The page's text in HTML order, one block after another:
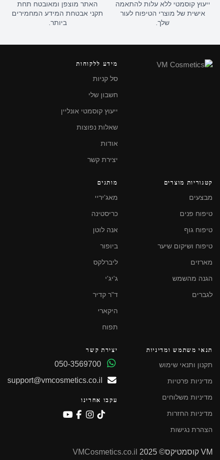
ייעוץ קוסמטי ללא עלות להתאמה
אישית של מוצרי הטיפוח לעור
שלך.
האתר מוצפן ומאובטח תחת
תקני אבטחת המידע המחמירים
ביותר.
מידע ללקוחות
סל קניות
חשבון שלי
ייעוץ קוסמטי אונליין
שאלות נפוצות
אודות
יצירת קשר
קטגוריות מוצרים
מבצעים
טיפוח פנים
טיפוח גוף
טיפוח ושיקום שיער
מארזים
הגנה מהשמש
לגברים
מותגים
מאג'יריי
כריסטינה
אנה לוטן
ביופור
ליברלקס
ג'יג'י
ד"ר קדיר
היקארי
תפוח
תנאי משתמש ומדיניות
תקנון ותנאי שימוש
מדיניות פרטיות
מדיניות משלוחים
מדיניות החזרות
הצהרת נגישות
יצירת קשר
050-3569700
support@vmcosmetics.co.il
עקבו אחרינו
VM קוסמטיקס© 2025
VMCosmetics.co.il